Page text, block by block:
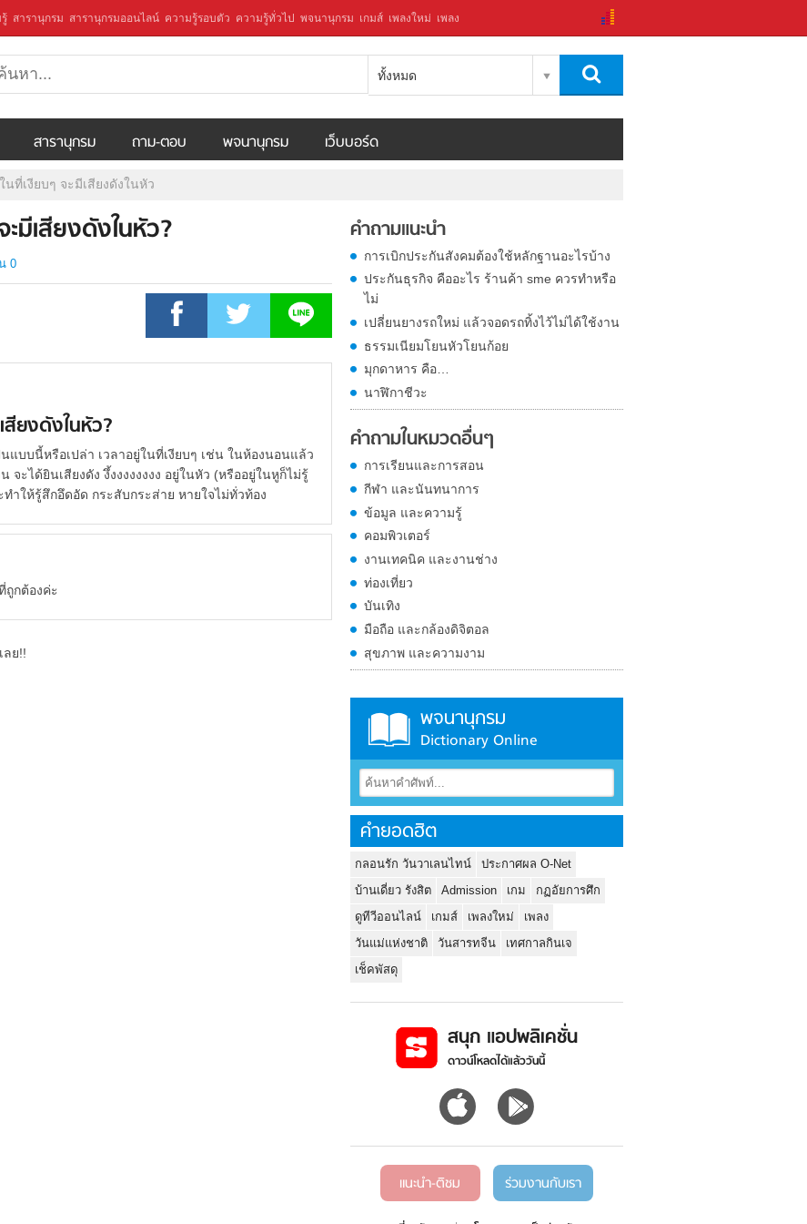
สารานุกรม สารานุกรมออนไลน์ ความรู้รอบตัว ความรู้ทั่วไป พจนานุกรม เกมส์ เพลงใหม่ เพลง
ทั้งหมด
สารานุกรม ถาม-ตอบ พจนานุกรม เว็บบอร์ด
นที่เงียบๆ จะมีเสียงดังในหัว
มีเสียงดังในหัว?
0
สียงดังในหัว?
แบบนี้หรือเปล่า เวลาอยู่ในที่เงียบๆ เช่น ในห้องนอนแล้ว
ะได้ยินเสียงดัง งึ้งงงงงงงง อยู่ในหัว (หรืออยู่ในหูก็ไม่รู้
ำให้รู้สึกอึดอัด กระสับกระส่าย หายใจไม่ทั่วท้อง
ถูกต้องค่ะ
ลย!!
คำถามแนะนำ
การเบิกประกันสังคมต้องใช้หลักฐานอะไรบ้าง
ประกันธุรกิจ คืออะไร ร้านค้า sme ควรทำหรือ
ไม่
เปลี่ยนยางรถใหม่ แล้วจอดรถทิ้งไว้ไม่ได้ใช้งาน
ธรรมเนียมโยนหัวโยนก้อย
มุกดาหาร คือ…
นาฬิกาชีวะ
คำถามในหมวดอื่นๆ
การเรียนและการสอน
กีฬา และนันทนาการ
ข้อมูล และความรู้
คอมพิวเตอร์
งานเทคนิค และงานช่าง
ท่องเที่ยว
บันเทิง
มือถือ และกล้องดิจิตอล
สุขภาพ และความงาม
พจนานุกรม
Dictionary Online
คำยอดฮิต
กลอนรัก วันวาเลนไทน์
ประกาศผล O-Net
บ้านเดี่ยว รังสิต
Admission เกม
กฏอัยการศึก
ดูทีวีออนไลน์
เกมส์ เพลงใหม่
เพลง
วันแม่แห่งชาติ
วันสารทจีน
เทศกาลกินเจ
เช็คพัสดุ
สนุก แอปพลิเคชั่น
ดาวน์โหลดได้แล้ววันนี้
แนะนำ-ติชม ร่วมงานกับเรา